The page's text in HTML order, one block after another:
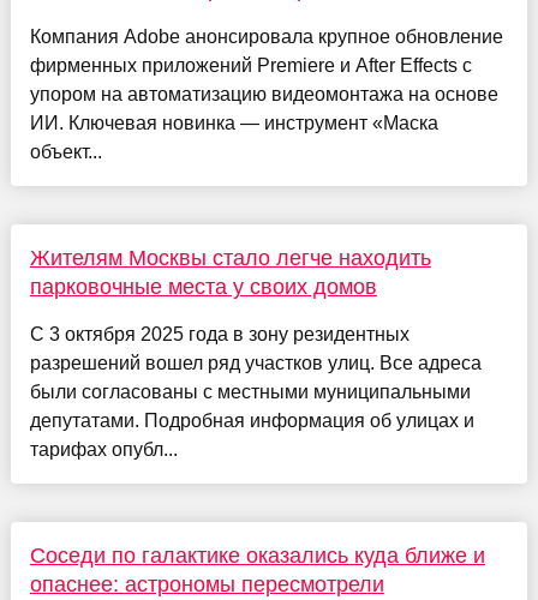
Компания Adobe анонсировала крупное обновление
фирменных приложений Premiere и After Effects с
упором на автоматизацию видеомонтажа на основе
ИИ. Ключевая новинка — инструмент «Маска
объект...
Жителям Москвы стало легче находить
парковочные места у своих домов
С 3 октября 2025 года в зону резидентных
разрешений вошел ряд участков улиц. Все адреса
были согласованы с местными муниципальными
депутатами. Подробная информация об улицах и
тарифах опубл...
Соседи по галактике оказались куда ближе и
опаснее: астрономы пересмотрели